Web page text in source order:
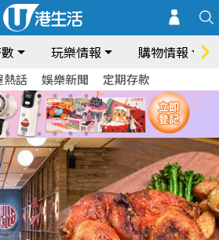
玩樂情報 購物情報
熱話 娛樂新聞 定期存款